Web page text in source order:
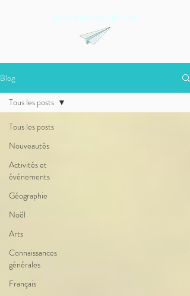
Blog
Tous les posts
Nouveautés
Activités et
événements
Géographie
Noël
Arts
Connaissances
générales
Français
Tous les posts